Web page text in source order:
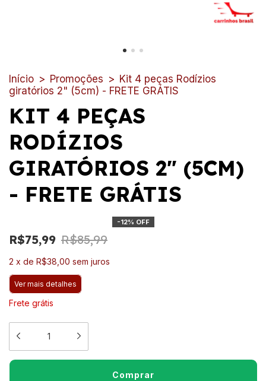
Início > Promoções > Kit 4 peças Rodízios
giratórios 2" (5cm) - FRETE GRÁTIS
KIT 4 PEÇAS
RODÍZIOS
GIRATÓRIOS 2" (5CM)
- FRETE GRÁTIS
-12% OFF
R$75,99 R$85,99
2 x de R$38,00 sem juros
Ver mais detalhes
Frete grátis